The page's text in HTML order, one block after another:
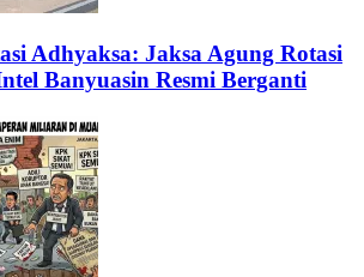
Adhyaksa: Jaksa Agung Rotasi
Banyuasin Resmi Berganti